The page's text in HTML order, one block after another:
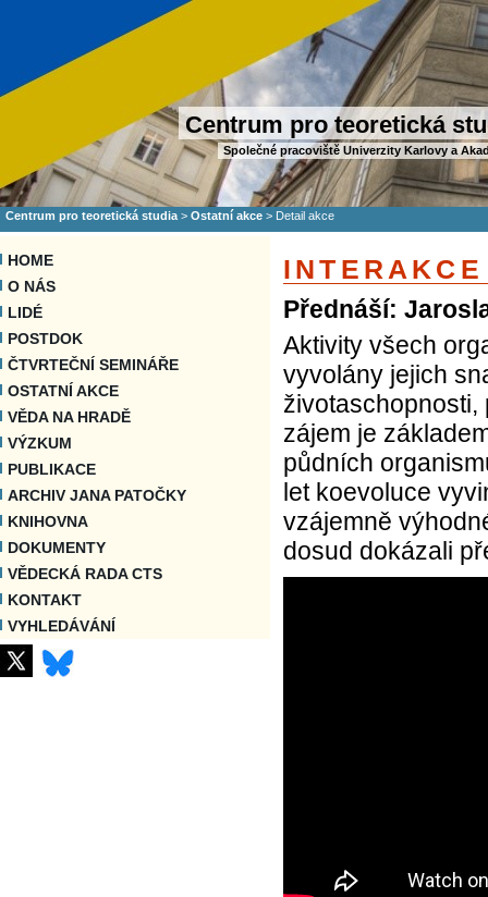
Centrum pro teoretická
Společné pracoviště Univerzity Karlovy a
Centrum pro teoretická studia > Ostatní akce > Detail akce
HOME
O NÁS
LIDÉ
POSTDOK
ČTVRTEČNÍ SEMINÁŘE
OSTATNÍ AKCE
VĚDA NA HRADĚ
VÝZKUM
PUBLIKACE
ARCHIV JANA PATOČKY
KNIHOVNA
DOKUMENTY
VĚDECKÁ RADA CTS
KONTAKT
VYHLEDÁVÁNÍ
Přednáší:
Aktivity všech
vyvolány jejich
životaschopnosti,
zájem je
půdních
let koevoluce
vzájemně
dosud dokázali